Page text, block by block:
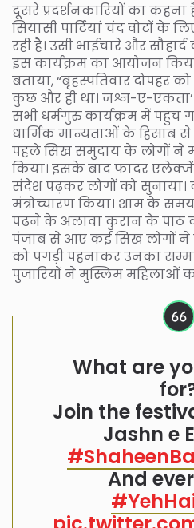
दूसरे प्रदर्शनकारियों का
सियासी पार्टियां चंद वोटों के
रही है। उसी भाईचारे और
इस कार्यक्रम का आयोजन
बताया, “बृहस्पतिवार दोपहर
कुछ और ही था। जश्न-ए-एकता’
सभी धर्मगुरु कार्यक्रम में पहुंच
धार्मिक मान्यताओं के हिसाब
पहले सिख समुदाय के लोगों ने
किया। इसके बाद फादर
संदेश पढ़कर लोगों को सुनाया।
मंत्रोच्चारण किया। शाम के
पढ़ने के अलावा कुरान के पाठ
पंजाब से आए कई सिख लोगों ने
को पगड़ी पहनाकर उनका
पुजारियों ने मुस्लिम महिलाओं
What are
Join the
Jashn e
And